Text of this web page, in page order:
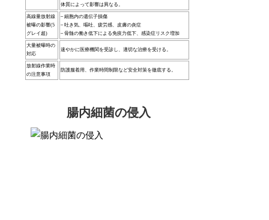
体質によって影響は異なる。
高線量放射線
被曝の影響(5
グレイ超)
– 細胞内の遺伝子損傷
– 吐き気、嘔吐、疲労感、皮膚の炎症
– 骨髄の働き低下による免疫力低下、感染症リスク増加
大量被曝時の
対応
速やかに医療機関を受診し、適切な治療を受ける。
放射線作業時
の注意事項
防護服着用、作業時間制限など安全対策を徹底する。
腸内細菌の侵入